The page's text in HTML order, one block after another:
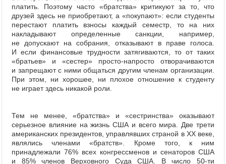
платить. Поэтому часто «братства» критикуют за то, что
друзей здесь не приобретают, а «покупают»: если студенты
перестают платить взносы каждый семестр, то на них
накладывают определенные санкции, например,
не допускают на собрания, отказывают в праве голоса.
И если финансовые трудности затягиваются, то от таких
«братьев» и «сестер» просто-напросто отворачиваются
и запрещают с ними общаться другим членам организации.
При этом, ни хорошее, ни плохое отношение к студенту
не играет здесь никакой роли.
Тем не менее, «братства» и «сестринства» оказывают
серьезное влияние на жизнь США и всего мира. Две трети
американских президентов, управлявших страной в ХХ веке,
являлись членами «братств». Кроме того, к ним
принадлежали 76% всех конгрессменов и сенаторов США
и 85% членов Верховного Суда США. В число 50-ти